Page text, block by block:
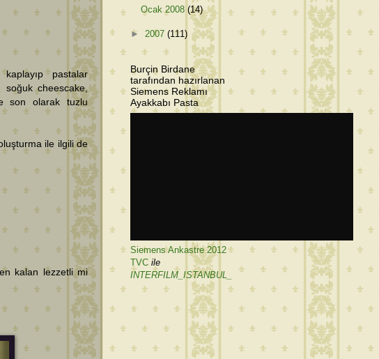
pastalar
soğuk cheescake,
son olarak tuzlu
ile ilgili de
kalan lezzetli mi
Ocak 2008(14)
► 2007 (111)
Burçin Birdane
tarafından hazırlanan
Siemens Reklamı
Ayakkabı Pasta
Siemens Ankastre 2012
TVC ile
INTERFILM_ISTANBUL_